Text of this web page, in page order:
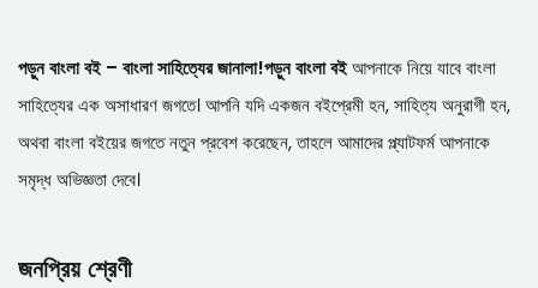
পড়ুন বাংলা বই – বাংলা সাহিত্যের জানালা!পড়ুন বাংলা বইআপনাকে নিয়ে যাবে বাংলা
সাহিত্যের এক অসাধারণ জগতে। আপনি যদি একজন বইপ্রেমী হন, সাহিত্য অনুরাগী হন,
অথবা বাংলা বইয়ের জগতে নতুন প্রবেশ করেছেন, তাহলে আমাদের প্ল্যাটফর্ম আপনাকে
সমৃদ্ধ অভিজ্ঞতা দেবে।
জনপ্রিয় শ্রেণী